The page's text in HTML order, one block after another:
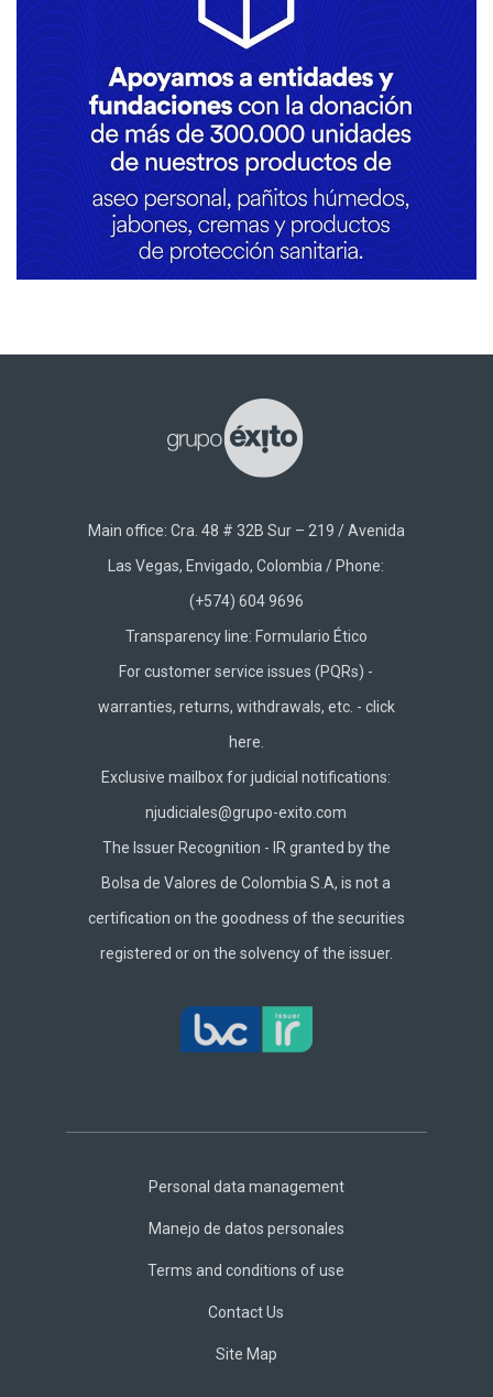
Main office: Cra. 48 # 32B Sur – 219 / Avenida
Las Vegas, Envigado, Colombia / Phone:
(+574) 604 9696
Transparency line: Formulario Ético
For customer service issues (PQRs) -
warranties, returns, withdrawals, etc. - click
here.
Exclusive mailbox for judicial notifications:
njudiciales@grupo-exito.com
The Issuer Recognition - IR granted by the
Bolsa de Valores de Colombia S.A, is not a
certification on the goodness of the securities
registered or on the solvency of the issuer.
Footer
Personal data management
Manejo de datos personales
Terms and conditions of use
Contact Us
Site Map